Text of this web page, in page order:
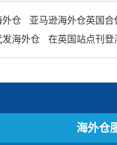
外仓 亚马逊海外仓英国合
海外仓
在英国站点刊登
海外仓